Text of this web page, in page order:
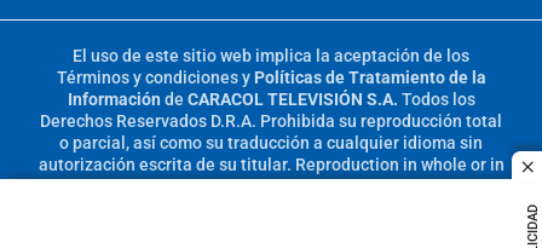
El uso de este sitio web implica la aceptación de los
Términos y condicionesy Políticas de Tratamiento de la
Información de CARACOL TELEVISIÓN S.A. Todos los
Derechos Reservados D.R.A. Prohibida su reproducción total
o parcial, así como su traducción a cualquier idioma sin
autorización escrita de su titular. Reproduction in whole or in